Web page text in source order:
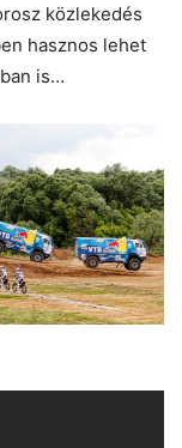
közlekedés
hasznos lehet
is…